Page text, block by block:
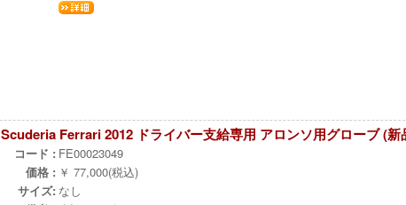
Scuderia Ferrari 2012 ドライバー支給専用 アロンソ用グローブ (新
コード : FE00023049
価格 : ￥ 77,000(税込)
サイズ: なし